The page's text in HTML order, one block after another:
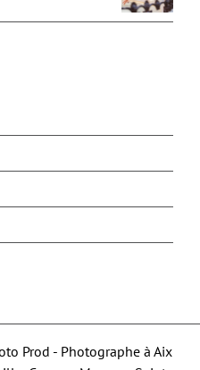
Prod - Photographe à Aix